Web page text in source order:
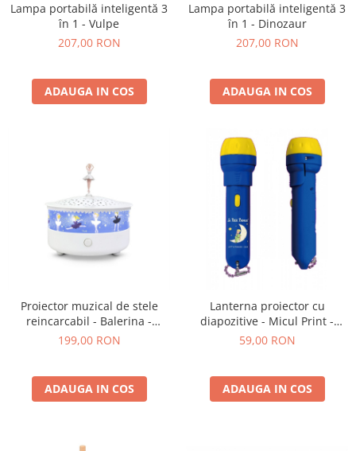
Lampa portabilă inteligentă 3
în 1 - Vulpe
207,00 RON
ADAUGA IN COS
Lampa portabilă inteligentă 3
în 1 - Dinozaur
207,00 RON
ADAUGA IN COS
Proiector muzical de stele
reincarcabil - Balerina -
Trousselier
199,00 RON
ADAUGA IN COS
Lanterna proiector cu
diapozitive - Micul Print -
Trousselier
59,00 RON
ADAUGA IN COS